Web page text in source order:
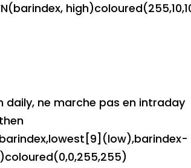
ne marche pas en intraday